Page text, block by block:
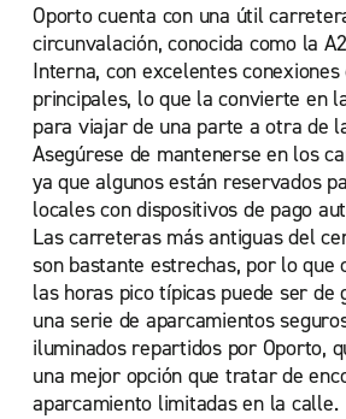
Oporto cuenta con una útil
circunvalación, conocida como la
Interna, con excelentes
principales, lo que la convierte en
para viajar de una parte a otra de
Asegúrese de mantenerse en los
ya que algunos están reservados
locales con dispositivos de pago
Las carreteras más antiguas del
son bastante estrechas, por lo que
las horas pico típicas puede ser de
una serie de aparcamientos
iluminados repartidos por Oporto,
una mejor opción que tratar de
aparcamiento limitadas en la calle.